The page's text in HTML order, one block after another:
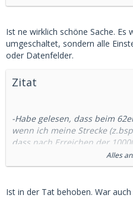
Ist ne wirklich schöne Sache. Es
umgeschaltet, sondern alle
oder Datenfelder.
Zitat
-Habe gelesen, dass beim
wenn ich meine Strecke
dass nach Erreichen der
anfängt die ersten Punkte
selbt manuell das erste Stück
60er hat dieses Problem so
Alles
Ist in der Tat behoben. War